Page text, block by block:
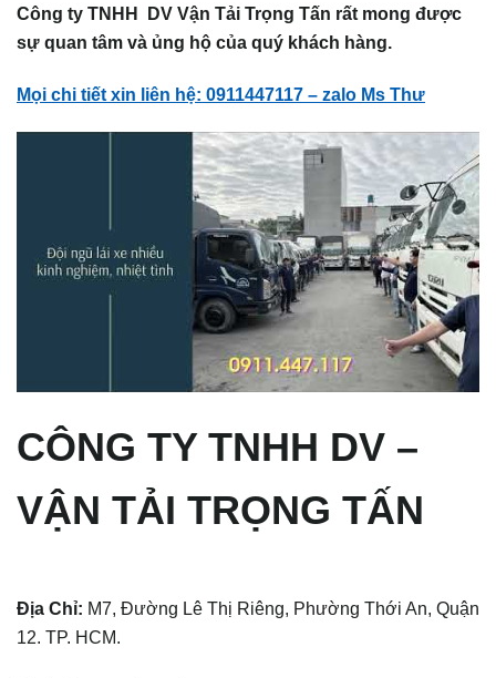
Công ty TNHH DV Vận Tải Trọng Tấn rất mong được
sự quan tâm và ủng hộ của quý khách hàng.
Mọi chi tiết xin liên hệ: 0911447117 – zalo Ms Thư
CÔNG TY TNHH DV –
VẬN TẢI TRỌNG TẤN
Địa Chỉ: M7, Đường Lê Thị Riêng, Phường Thới An, Quận
12. TP. HCM.